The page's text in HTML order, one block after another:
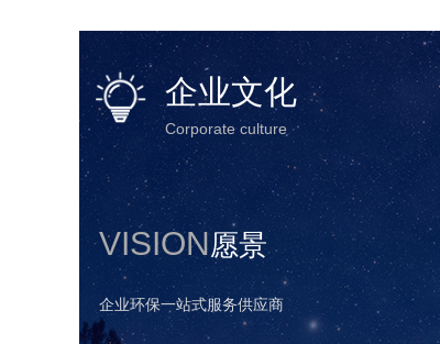
企业文化
Corporate culture
VISION愿景
企业环保一站式服务供应商